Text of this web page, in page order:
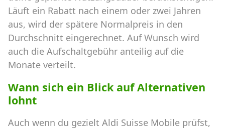
Läuft ein Rabatt nach einem oder zwei Jahren
aus, wird der spätere Normalpreis in den
Durchschnitt eingerechnet. Auf Wunsch wird
auch die Aufschaltgebühr anteilig auf die
Monate verteilt.
Wann sich ein Blick auf Alternativen
lohnt
Auch wenn du gezielt Aldi Suisse Mobile prüfst,